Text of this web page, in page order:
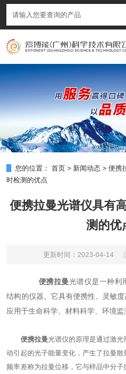
您的位置： 首页 > 新闻动态 >便携
时检测的优点
便携拉曼光谱仪具有
测的优
更新时间：2023-04-14
便携拉曼光谱仪是一种利
结构的仪器。它具有便携性、灵敏
应用于生命科学、材料科学、环境监
便携拉曼光谱仪的原理是通过激
动引起的光子能量变化，产生了拉曼
频率差称为拉曼位移，它与样品中分